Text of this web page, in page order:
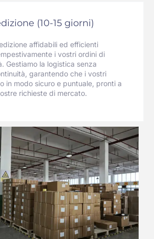
(10-15 giorni)
affidabili ed efficienti
i vostri ordini di
Gestiamo la logistica senza
garantendo che i vostri
in modo sicuro e puntuale, pronti a
richieste di mercato.